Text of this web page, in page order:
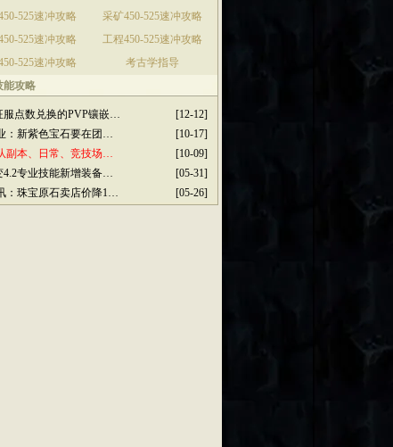
525速冲攻略
采矿450-525速冲攻略
525速冲攻略
工程450-525速冲攻略
525速冲攻略
考古学指导
攻略
[12-12]
服点数兑换的PVP镶嵌…
[10-17]
：新紫色宝石要在团…
[10-09]
副本、日常、竞技场…
[05-31]
4.2专业技能新增装备…
[05-26]
：珠宝原石卖店价降1…